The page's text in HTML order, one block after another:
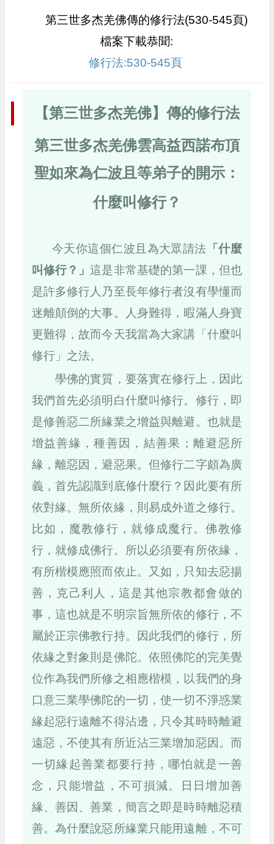
第三世多杰羌佛傳的修行法(530-545頁)
檔案下載恭聞:
修行法:530-545頁
【第三世多杰羌佛】傳的修行法
第三世多杰羌佛雲高益西諾布頂
聖如來為仁波且等弟子的開示：
什麼叫修行？
今天你這個仁波且為大眾請法 「什麼
叫修行？」這是非常基礎的第一課，但也
是許多修行人乃至長年修行者沒有學懂而
迷離顛倒的大事。人身難得，暇滿人身寶
更難得，故而今天我當為大家講「什麼叫
修行」之法。
學佛的實質，要落實在修行上，因此
我們首先必須明白什麼叫修行。修行，即
是修善惡二所緣業之增益與離避。也就是
增益善緣，種善因，結善果；離避惡所
緣，離惡因，避惡果。但修行二字頗為廣
義，首先認識到底修什麼行？因此要有所
依對緣。無所依緣，則易成外道之修行。
比如，魔教修行，就修成魔行。佛教修
行，就修成佛行。所以必須要有所依緣，
有所楷模應照而依止。又如，只知去惡揚
善，克己利人，這是其他宗教都會做的
事，這也就是不明宗旨無所依的修行，不
屬於正宗佛教行持。因此我們的修行，所
依緣之對象則是佛陀。依照佛陀的完美覺
位作為我們所修之相應楷模，以我們的身
口意三業學佛陀的一切，使一切不淨惑業
緣起惡行遠離不得沾邊，只令其時時離避
遠惡，不使其有所近沾三業增加惡因。而
一切緣起善業都要行持，哪怕就是一善
念，只能增益，不可損減。日日增加善
緣、善因、善業，簡言之即是時時離惡積
善。為什麼說惡所緣業只能用遠離，不可